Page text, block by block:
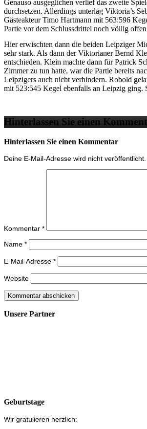
Genauso ausgeglichen verlief das zweite
durchsetzen. Allerdings unterlag Viktoria’s
Gästeakteur Timo Hartmann mit 563:596
Partie vor dem Schlussdrittel noch völlig
Hier erwischten dann die beiden Leipziger
sehr stark. Als dann der Viktorianer Bernd
entschieden. Klein machte dann für Patrick
Zimmer zu tun hatte, war die Partie bereits
Leipzigers auch nicht verhindern. Robold
mit 523:545 Kegel ebenfalls an Leipzig ging.
Hinterlassen Sie einen
Hinterlassen Sie einen Kommentar
Deine E-Mail-Adresse wird nicht veröffentlicht.
Kommentar *
Name *
E-Mail-Adresse *
Website
Unsere Partner
Geburtstage
Wir gratulieren herzlich: